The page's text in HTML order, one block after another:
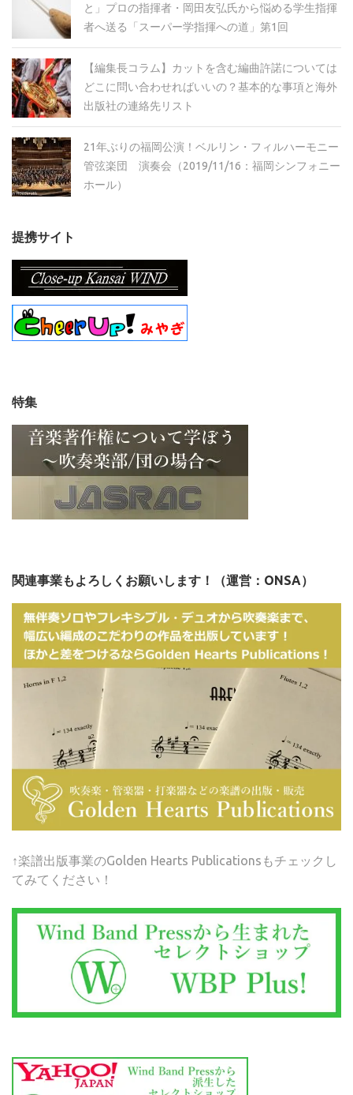
と」プロの指揮者・岡田友弘氏から悩める学生指揮
者へ送る「スーパー学指揮への道」第1回
【編集長コラム】カットを含む編曲許諾については
どこに問い合わせればいいの？基本的な事項と海外
出版社の連絡先リスト
21年ぶりの福岡公演！ベルリン・フィルハーモニー
管弦楽団 演奏会（2019/11/16：福岡シンフォニー
ホール）
提携サイト
特集
関連事業もよろしくお願いします！（運営：ONSA）
↑楽譜出版事業のGolden Hearts Publicationsもチェックし
てみてください！